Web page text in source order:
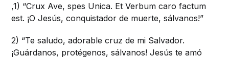
,1) “Crux Ave, spes Unica. Et Verbum caro factum
est. ¡O Jesús, conquistador de muerte, sálvanos!”
2) “Te saludo, adorable cruz de mi Salvador.
¡Guárdanos, protégenos, sálvanos! Jesús te amó